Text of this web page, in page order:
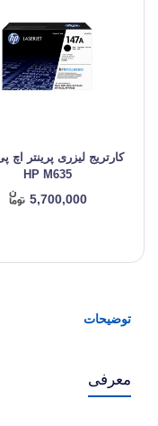
کارتریج لیزری پرینتر اچ
HP M635
5,700,000
توضیحات
معرفی